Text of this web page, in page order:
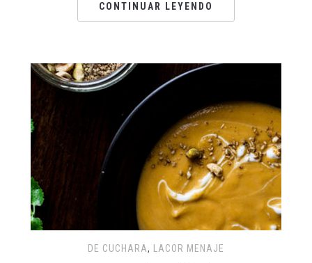
CONTINUAR LEYENDO
DE CUCHARA, LACOR MENAJE